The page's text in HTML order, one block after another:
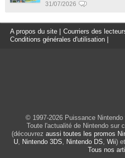
31/07/2026
A propos du site Courriers des
Conditions générales d'utilisation
© 1997-2026 Puissance
Toute l'actualité de Nintendo sur
(découvrez aussi toutes les promos
U, Nintendo 3DS, Nintendo DS, Wii)
Tous nos